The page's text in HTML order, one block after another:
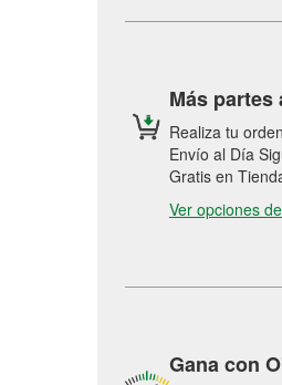
Más partes
Realiza tu
Envío al Día
Gratis en
Ver opciones
Gana con